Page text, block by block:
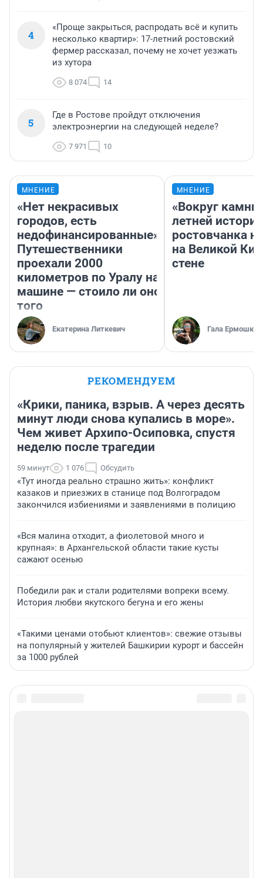
4
«Проще закрыться, распродать всё и купить
несколько квартир»: 17-летний ростовский
фермер рассказал, почему не хочет уезжать
из хутора
8 074 14
5
Где в Ростове пройдут отключения
электроэнергии на следующей неделе?
7 971 10
МНЕНИЕ
«Нет некрасивых
городов, есть
недофинансированные».
Путешественники
проехали 2000
километров по Уралу на
машине — стоило ли оно
того
Екатерина Литкевич
МНЕНИЕ
«Вокруг камни
летней
ростовчанка
на Великой
стене
Гала
РЕКОМЕНДУЕМ
«Крики, паника, взрыв. А через десять
минут люди снова купались в море».
Чем живет Архипо-Осиповка, спустя
неделю после трагедии
59 минут 1 076 Обсудить
«Тут иногда реально страшно жить»: конфликт
казаков и приезжих в станице под Волгоградом
закончился избиениями и заявлениями в полицию
«Вся малина отходит, а фиолетовой много и
крупная»: в Архангельской области такие кусты
сажают осенью
Победили рак и стали родителями вопреки всему.
История любви якутского бегуна и его жены
«Такими ценами отобьют клиентов»: свежие отзывы
на популярный у жителей Башкирии курорт и бассейн
за 1000 рублей